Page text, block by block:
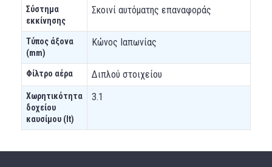
Σύστημα
εκκίνησης
Σκοινί αυτόματης επαναφοράς
Τύπος άξονα
(mm)
Κώνος Ιαπωνίας
Φίλτρο αέρα Διπλού στοιχείου
Χωρητικότητα
δοχείου
καυσίμου (lt)
3.1